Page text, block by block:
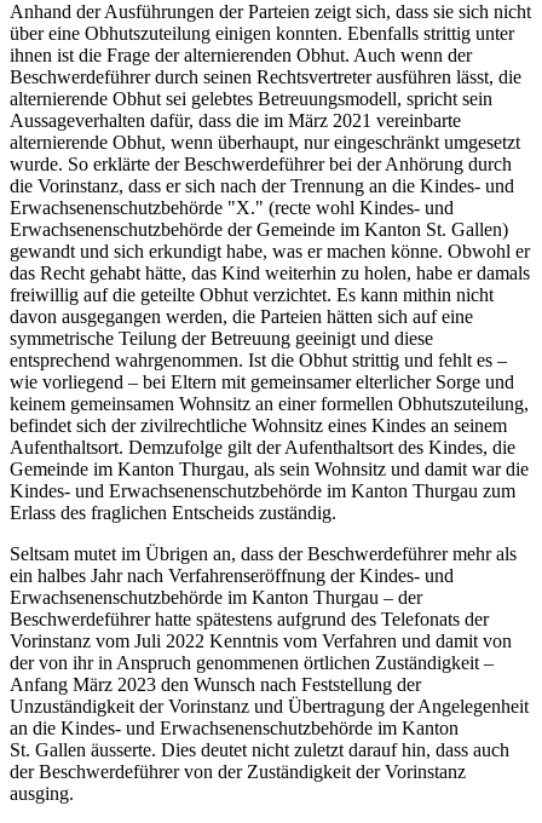
Anhand der Ausführungen der Parteien zeigt sich, dass sie sich nicht
über eine Obhutszuteilung einigen konnten. Ebenfalls strittig unter
ihnen ist die Frage der alternierenden Obhut. Auch wenn der
Beschwerdeführer durch seinen Rechtsvertreter ausführen lässt, die
alternierende Obhut sei gelebtes Betreuungsmodell, spricht sein
Aussageverhalten dafür, dass die im März 2021 vereinbarte
alternierende Obhut, wenn überhaupt, nur eingeschränkt umgesetzt
wurde. So erklärte der Beschwerdeführer bei der Anhörung durch
die Vorinstanz, dass er sich nach der Trennung an die Kindes- und
Erwachsenenschutzbehörde "X." (recte wohl Kindes- und
Erwachsenenschutzbehörde der Gemeinde im Kanton St. Gallen)
gewandt und sich erkundigt habe, was er machen könne. Obwohl er
das Recht gehabt hätte, das Kind weiterhin zu holen, habe er damals
freiwillig auf die geteilte Obhut verzichtet. Es kann mithin nicht
davon ausgegangen werden, die Parteien hätten sich auf eine
symmetrische Teilung der Betreuung geeinigt und diese
entsprechend wahrgenommen. Ist die Obhut strittig und fehlt es –
wie vorliegend – bei Eltern mit gemeinsamer elterlicher Sorge und
keinem gemeinsamen Wohnsitz an einer formellen Obhutszuteilung,
befindet sich der zivilrechtliche Wohnsitz eines Kindes an seinem
Aufenthaltsort. Demzufolge gilt der Aufenthaltsort des Kindes, die
Gemeinde im Kanton Thurgau, als sein Wohnsitz und damit war die
Kindes- und Erwachsenenschutzbehörde im Kanton Thurgau zum
Erlass des fraglichen Entscheids zuständig.
Seltsam mutet im Übrigen an, dass der Beschwerdeführer mehr als
ein halbes Jahr nach Verfahrenseröffnung der Kindes- und
Erwachsenenschutzbehörde im Kanton Thurgau – der
Beschwerdeführer hatte spätestens aufgrund des Telefonats der
Vorinstanz vom Juli 2022 Kenntnis vom Verfahren und damit von
der von ihr in Anspruch genommenen örtlichen Zuständigkeit –
Anfang März 2023 den Wunsch nach Feststellung der
Unzuständigkeit der Vorinstanz und Übertragung der Angelegenheit
an die Kindes- und Erwachsenenschutzbehörde im Kanton
St. Gallen äusserte. Dies deutet nicht zuletzt darauf hin, dass auch
der Beschwerdeführer von der Zuständigkeit der Vorinstanz
ausging.